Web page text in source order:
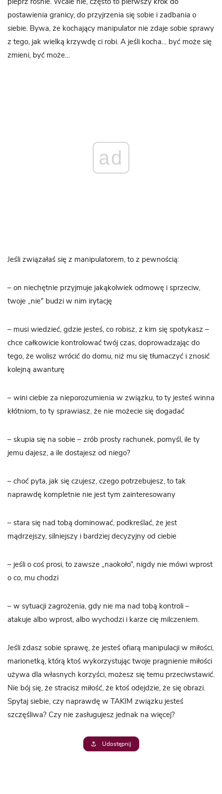
pieprz rośnie. Wcale nie, często to pierwszy krok do
postawienia granicy, do przyjrzenia się sobie i zadbania o
siebie. Bywa, że kochający manipulator nie zdaje sobie sprawy
z tego, jak wielką krzywdę ci robi. A jeśli kocha… być może się
zmieni, być może…
ad
Jeśli związałaś się z manipulatorem, to z pewnością:
– on niechętnie przyjmuje jakąkolwiek odmowę i sprzeciw,
twoje „nie” budzi w nim irytację
– musi wiedzieć, gdzie jesteś, co robisz, z kim się spotykasz –
chce całkowicie kontrolować twój czas, doprowadzając do
tego, że wolisz wrócić do domu, niż mu się tłumaczyć i znosić
kolejną awanturę
– wini ciebie za nieporozumienia w związku, to ty jesteś winna
kłótniom, to ty sprawiasz, że nie możecie się dogadać
– skupia się na sobie – zrób prosty rachunek, pomyśl, ile ty
jemu dajesz, a ile dostajesz od niego?
– choć pyta, jak się czujesz, czego potrzebujesz, to tak
naprawdę kompletnie nie jest tym zainteresowany
– stara się nad tobą dominować, podkreślać, że jest
mądrzejszy, silniejszy i bardziej decyzyjny od ciebie
– jeśli o coś prosi, to zawsze „naokoło”, nigdy nie mówi wprost
o co, mu chodzi
– w sytuacji zagrożenia, gdy nie ma nad tobą kontroli –
atakuje albo wprost, albo wychodzi i karze cię milczeniem.
Jeśli zdasz sobie sprawę, że jesteś ofiarą manipulacji w miłości,
marionetką, którą ktoś wykorzystując twoje pragnienie miłości
używa dla własnych korzyści, możesz się temu przeciwstawić.
Nie bój się, że stracisz miłość, że ktoś odejdzie, że się obrazi.
Spytaj siebie, czy naprawdę w TAKIM związku jesteś
szczęśliwa? Czy nie zasługujesz jednak na więcej?
Udostępnij